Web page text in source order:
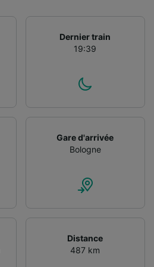
Dernier train
19:39
Gare d'arrivée
Bologne
Distance
487 km